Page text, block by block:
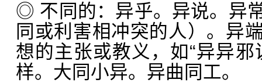
◎ 不同的：异乎。异说。异
同或利害相冲突的人）。异
想的主张或教义，如“异异
样。大同小异。异曲同工。